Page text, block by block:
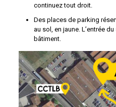
continuez tout droit.
Des places de parking
au sol, en jaune. L’entrée
bâtiment.